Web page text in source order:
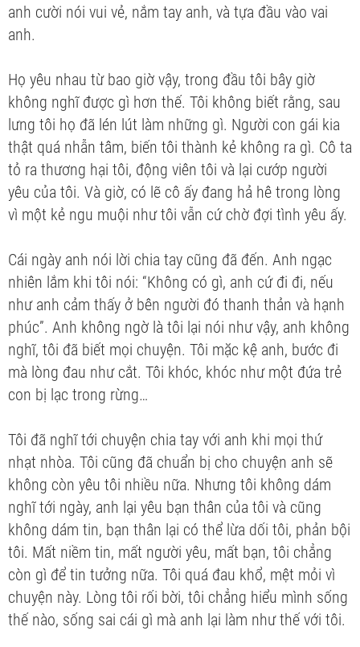
anh cười nói vui vẻ, nắm tay anh, và tựa đầu vào vai
anh.
Họ yêu nhau từ bao giờ vậy, trong đầu tôi bây giờ
không nghĩ được gì hơn thế. Tôi không biết rằng, sau
lưng tôi họ đã lén lút làm những gì. Người con gái kia
thật quá nhẫn tâm, biến tôi thành kẻ không ra gì. Cô ta
tỏ ra thương hại tôi, động viên tôi và lại cướp người
yêu của tôi. Và giờ, có lẽ cô ấy đang hả hê trong lòng
vì một kẻ ngu muội như tôi vẫn cứ chờ đợi tình yêu ấy.
Cái ngày anh nói lời chia tay cũng đã đến. Anh ngạc
nhiên lắm khi tôi nói: “Không có gì, anh cứ đi đi, nếu
như anh cảm thấy ở bên người đó thanh thản và hạnh
phúc”. Anh không ngờ là tôi lại nói như vậy, anh không
nghĩ, tôi đã biết mọi chuyện. Tôi mặc kệ anh, bước đi
mà lòng đau như cắt. Tôi khóc, khóc như một đứa trẻ
con bị lạc trong rừng…
Tôi đã nghĩ tới chuyện chia tay với anh khi mọi thứ
nhạt nhòa. Tôi cũng đã chuẩn bị cho chuyện anh sẽ
không còn yêu tôi nhiều nữa. Nhưng tôi không dám
nghĩ tới ngày, anh lại yêu bạn thân của tôi và cũng
không dám tin, bạn thân lại có thể lừa dối tôi, phản bội
tôi. Mất niềm tin, mất người yêu, mất bạn, tôi chẳng
còn gì để tin tưởng nữa. Tôi quá đau khổ, mệt mỏi vì
chuyện này. Lòng tôi rối bời, tôi chẳng hiểu mình sống
thế nào, sống sai cái gì mà anh lại làm như thế với tôi.